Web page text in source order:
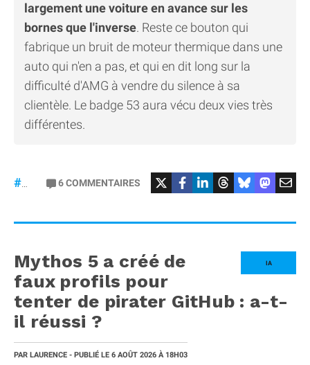
largement une voiture en avance sur les
bornes que l'inverse. Reste ce bouton qui
fabrique un bruit de moteur thermique dans une
auto qui n'en a pas, et qui en dit long sur la
difficulté d'AMG à vendre du silence à sa
clientèle. Le badge 53 aura vécu deux vies très
différentes.
#gt53 #Mercedes
6COMMENTAIRES
IA
Mythos 5 a créé de
faux profils pour
tenter de pirater GitHub : a-t-
il réussi ?
PAR LAURENCE - PUBLIÉ LE 6 AOÛT 2026 À 18H03